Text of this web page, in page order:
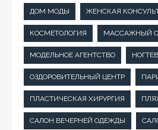
ДОМ МОДЫ ЖЕНСКАЯ
КОСМЕТОЛОГИЯ МАССАЖНЫЙ
МОДЕЛЬНОЕ АГЕНТСТВО
ОЗДОРОВИТЕЛЬНЫЙ ЦЕНТР
ПЛАСТИЧЕСКАЯ ХИРУРГИЯ
САЛОН ВЕЧЕРНЕЙ ОДЕЖДЫ